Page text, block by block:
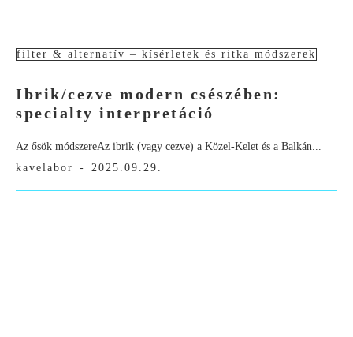
filter & alternatív – kísérletek és ritka módszerek
Ibrik/cezve modern csészében:
specialty interpretáció
Az ősök módszereAz ibrik (vagy cezve) a Közel-Kelet és a Balkán...
kavelabor
- 2025.09.29.